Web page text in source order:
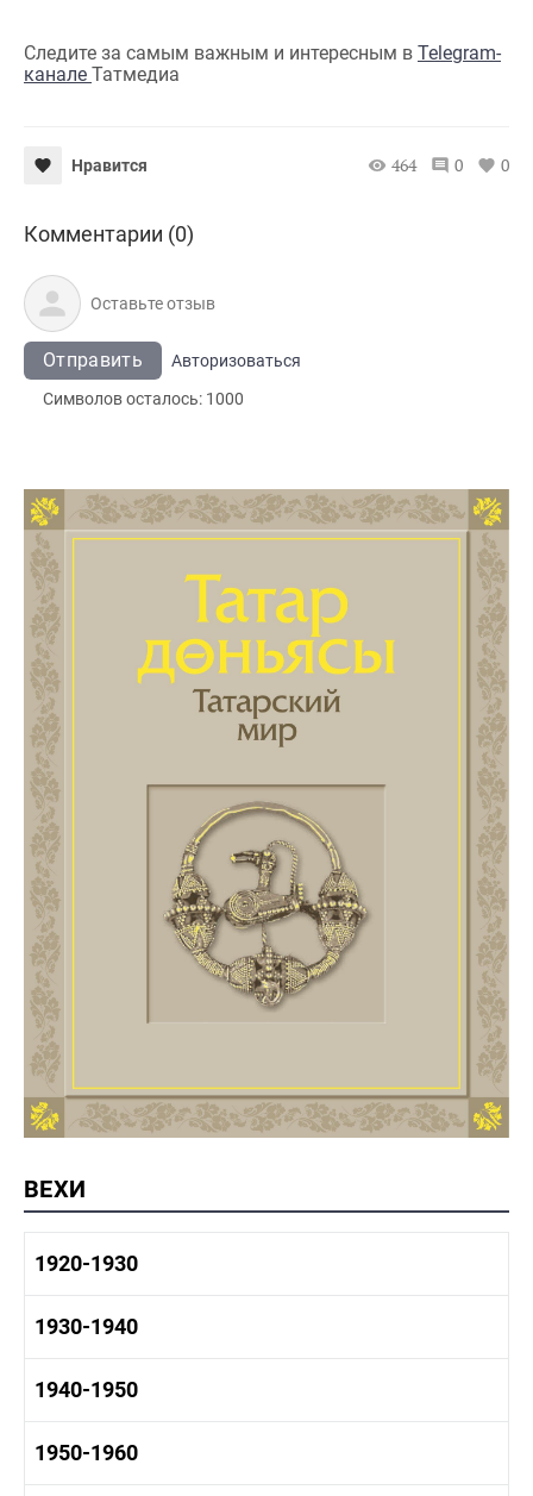
Следите за самым важным и интересным в Telegram-
канале Татмедиа
Нравится 464 0 0
Комментарии (0)
Отправить
Авторизоваться
Символов осталось: 1000
ВЕХИ
1920-1930
1920-1930 история
1920-1930 культура
1930-1940
1930-1940 история
1930-1940 культура
1940-1950
1940-1950 быт
1950-1960